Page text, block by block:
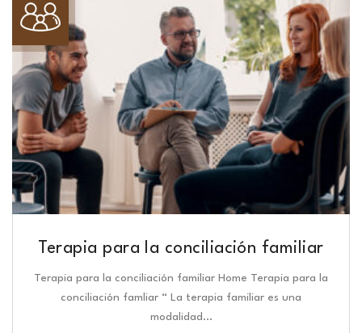
Terapia para la conciliación familiar
Terapia para la conciliación familiar Home Terapia para la
conciliación famliar “ La terapia familiar es una
modalidad…